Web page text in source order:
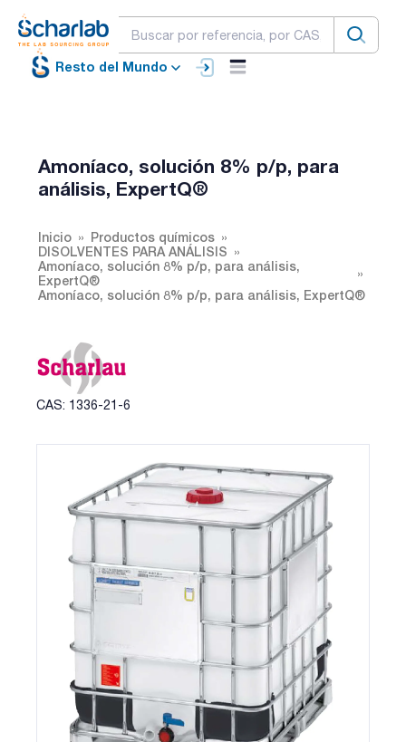
Resto del Mundo
Amoníaco, solución 8% p/p, para
análisis, ExpertQ®
Inicio
Productos químicos
DISOLVENTES PARA ANÁLISIS
Amoníaco, solución 8% p/p, para análisis,
ExpertQ®
Amoníaco, solución 8% p/p, para análisis, ExpertQ®
CAS: 1336-21-6